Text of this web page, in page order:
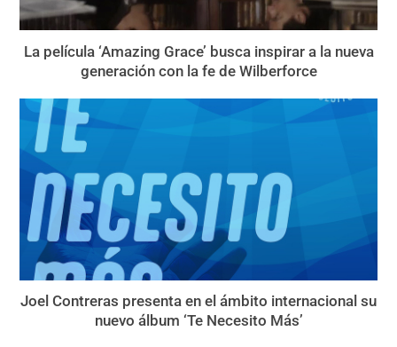
La película ‘Amazing Grace’ busca inspirar a la nueva
generación con la fe de Wilberforce
Joel Contreras presenta en el ámbito internacional su
nuevo álbum ‘Te Necesito Más’